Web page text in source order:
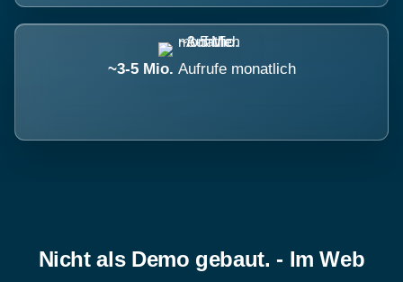
~3-5 Mio. Aufrufe monatlich
Nicht als Demo gebaut. - Im Web